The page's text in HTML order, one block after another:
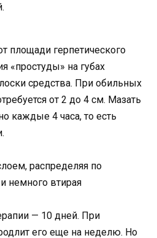
площади герпетического
«простуды» на губах
средства. При обильных
от 2 до 4 см. Мазать
каждые 4 часа, то есть
распределяя по
немного втирая
— 10 дней. При
его еще на неделю. Но